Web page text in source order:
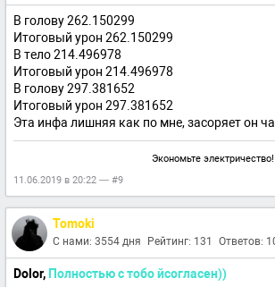
В голову 262.150299
Итоговый урон 262.150299
В тело 214.496978
Итоговый урон 214.496978
В голову 297.381652
Итоговый урон 297.381652
Эта инфа лишняя как по мне, засоряет он
Экономьте
11.06.2019 в 20:22 — #9
Tomoki
С нами: 3554 дня Рейтинг: 131 Ответов:
Dolor, Полностью с тобо йсогласен))